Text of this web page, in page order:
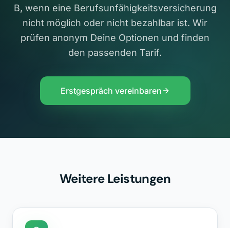
B, wenn eine Berufsunfähigkeitsversicherung
nicht möglich oder nicht bezahlbar ist. Wir
prüfen anonym Deine Optionen und finden
den passenden Tarif.
Erstgespräch vereinbaren
Weitere Leistungen